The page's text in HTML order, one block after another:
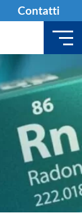
Contatti